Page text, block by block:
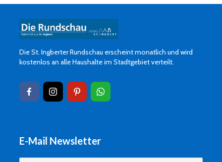
Die St. Ingberter Rundschau erscheint monatlich und wird
kostenlos an alle Haushalte im Stadtgebiet verteilt.
E-Mail Newsletter